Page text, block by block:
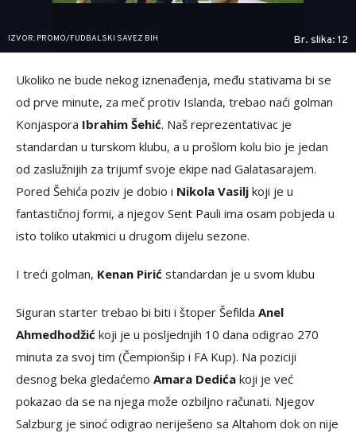
IZVOR: PROMO/FUDBALSKI SAVEZ BIH Br. slika: 12
Ukoliko ne bude nekog iznenađenja, među stativama bi se
od prve minute, za meč protiv Islanda, trebao naći golman
Konjaspora Ibrahim Šehić. Naš reprezentativac je
standardan u turskom klubu, a u prošlom kolu bio je jedan
od zaslužnijih za trijumf svoje ekipe nad Galatasarajem.
Pored Šehića poziv je dobio i Nikola Vasilj koji je u
fantastičnoj formi, a njegov Sent Pauli ima osam pobjeda u
isto toliko utakmici u drugom dijelu sezone.
I treći golman, Kenan Pirić standardan je u svom klubu
Siguran starter trebao bi biti i štoper Šefilda Anel
Ahmedhodžić koji je u posljednjih 10 dana odigrao 270
minuta za svoj tim (Čempionšip i FA Kup). Na poziciji
desnog beka gledaćemo Amara Dedića koji je već
pokazao da se na njega može ozbiljno računati. Njegov
Salzburg je sinoć odigrao neriješeno sa Altahom dok on nije